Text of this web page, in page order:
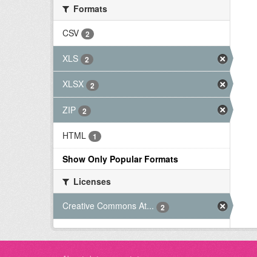
Formats
CSV
2
XLS 2
XLSX 2
ZIP 2
HTML 1
Show Only Popular Formats
Licenses
Creative Commons At...
2